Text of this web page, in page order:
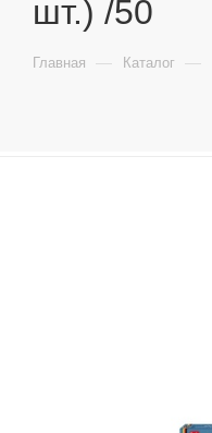
шт.) /50
Главная — Каталог —